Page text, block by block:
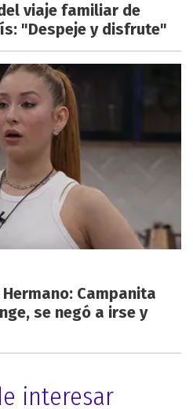
viaje familiar de
"Despeje y disfrute"
Campanita
se negó a irse y
interesar